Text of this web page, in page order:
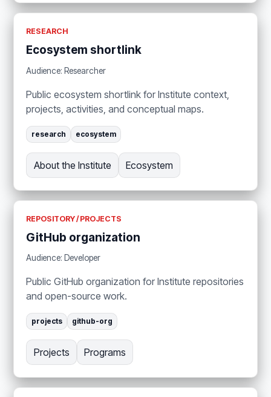
RESEARCH
Ecosystem shortlink
Audience: Researcher
Public ecosystem shortlink for Institute context,
projects, activities, and conceptual maps.
research ecosystem
About the Institute Ecosystem
REPOSITORY / PROJECTS
GitHub organization
Audience: Developer
Public GitHub organization for Institute repositories
and open-source work.
projects github-org
Projects Programs